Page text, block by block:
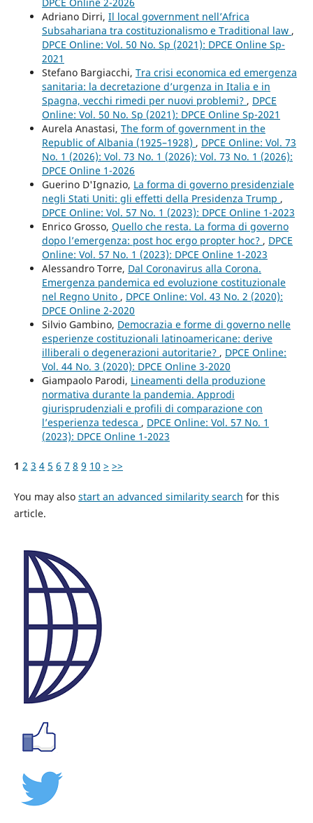
Adriano Dirri, Il local government nell’Africa
Subsahariana tra costituzionalismo e Traditional law ,
DPCE Online: Vol. 50 No. Sp (2021): DPCE Online Sp-
2021
Stefano Bargiacchi, Tra crisi economica ed emergenza
sanitaria: la decretazione d’urgenza in Italia e in
Spagna, vecchi rimedi per nuovi problemi? , DPCE
Online: Vol. 50 No. Sp (2021): DPCE Online Sp-2021
Aurela Anastasi, The form of government in the
Republic of Albania (1925–1928) , DPCE Online: Vol. 73
No. 1 (2026): Vol. 73 No. 1 (2026): Vol. 73 No. 1 (2026):
DPCE Online 1-2026
Guerino D'Ignazio, La forma di governo presidenziale
negli Stati Uniti: gli effetti della Presidenza Trump ,
DPCE Online: Vol. 57 No. 1 (2023): DPCE Online 1-2023
Enrico Grosso, Quello che resta. La forma di governo
dopo l’emergenza: post hoc ergo propter hoc? , DPCE
Online: Vol. 57 No. 1 (2023): DPCE Online 1-2023
Alessandro Torre, Dal Coronavirus alla Corona.
Emergenza pandemica ed evoluzione costituzionale
nel Regno Unito , DPCE Online: Vol. 43 No. 2 (2020):
DPCE Online 2-2020
Silvio Gambino, Democrazia e forme di governo nelle
esperienze costituzionali latinoamericane: derive
illiberali o degenerazioni autoritarie? , DPCE Online:
Vol. 44 No. 3 (2020): DPCE Online 3-2020
Giampaolo Parodi, Lineamenti della produzione
normativa durante la pandemia. Approdi
giurisprudenziali e profili di comparazione con
l’esperienza tedesca , DPCE Online: Vol. 57 No. 1
(2023): DPCE Online 1-2023
1 2 3 4 5 6 7 8 9 10 > >>
You may also start an advanced similarity search for this
article.